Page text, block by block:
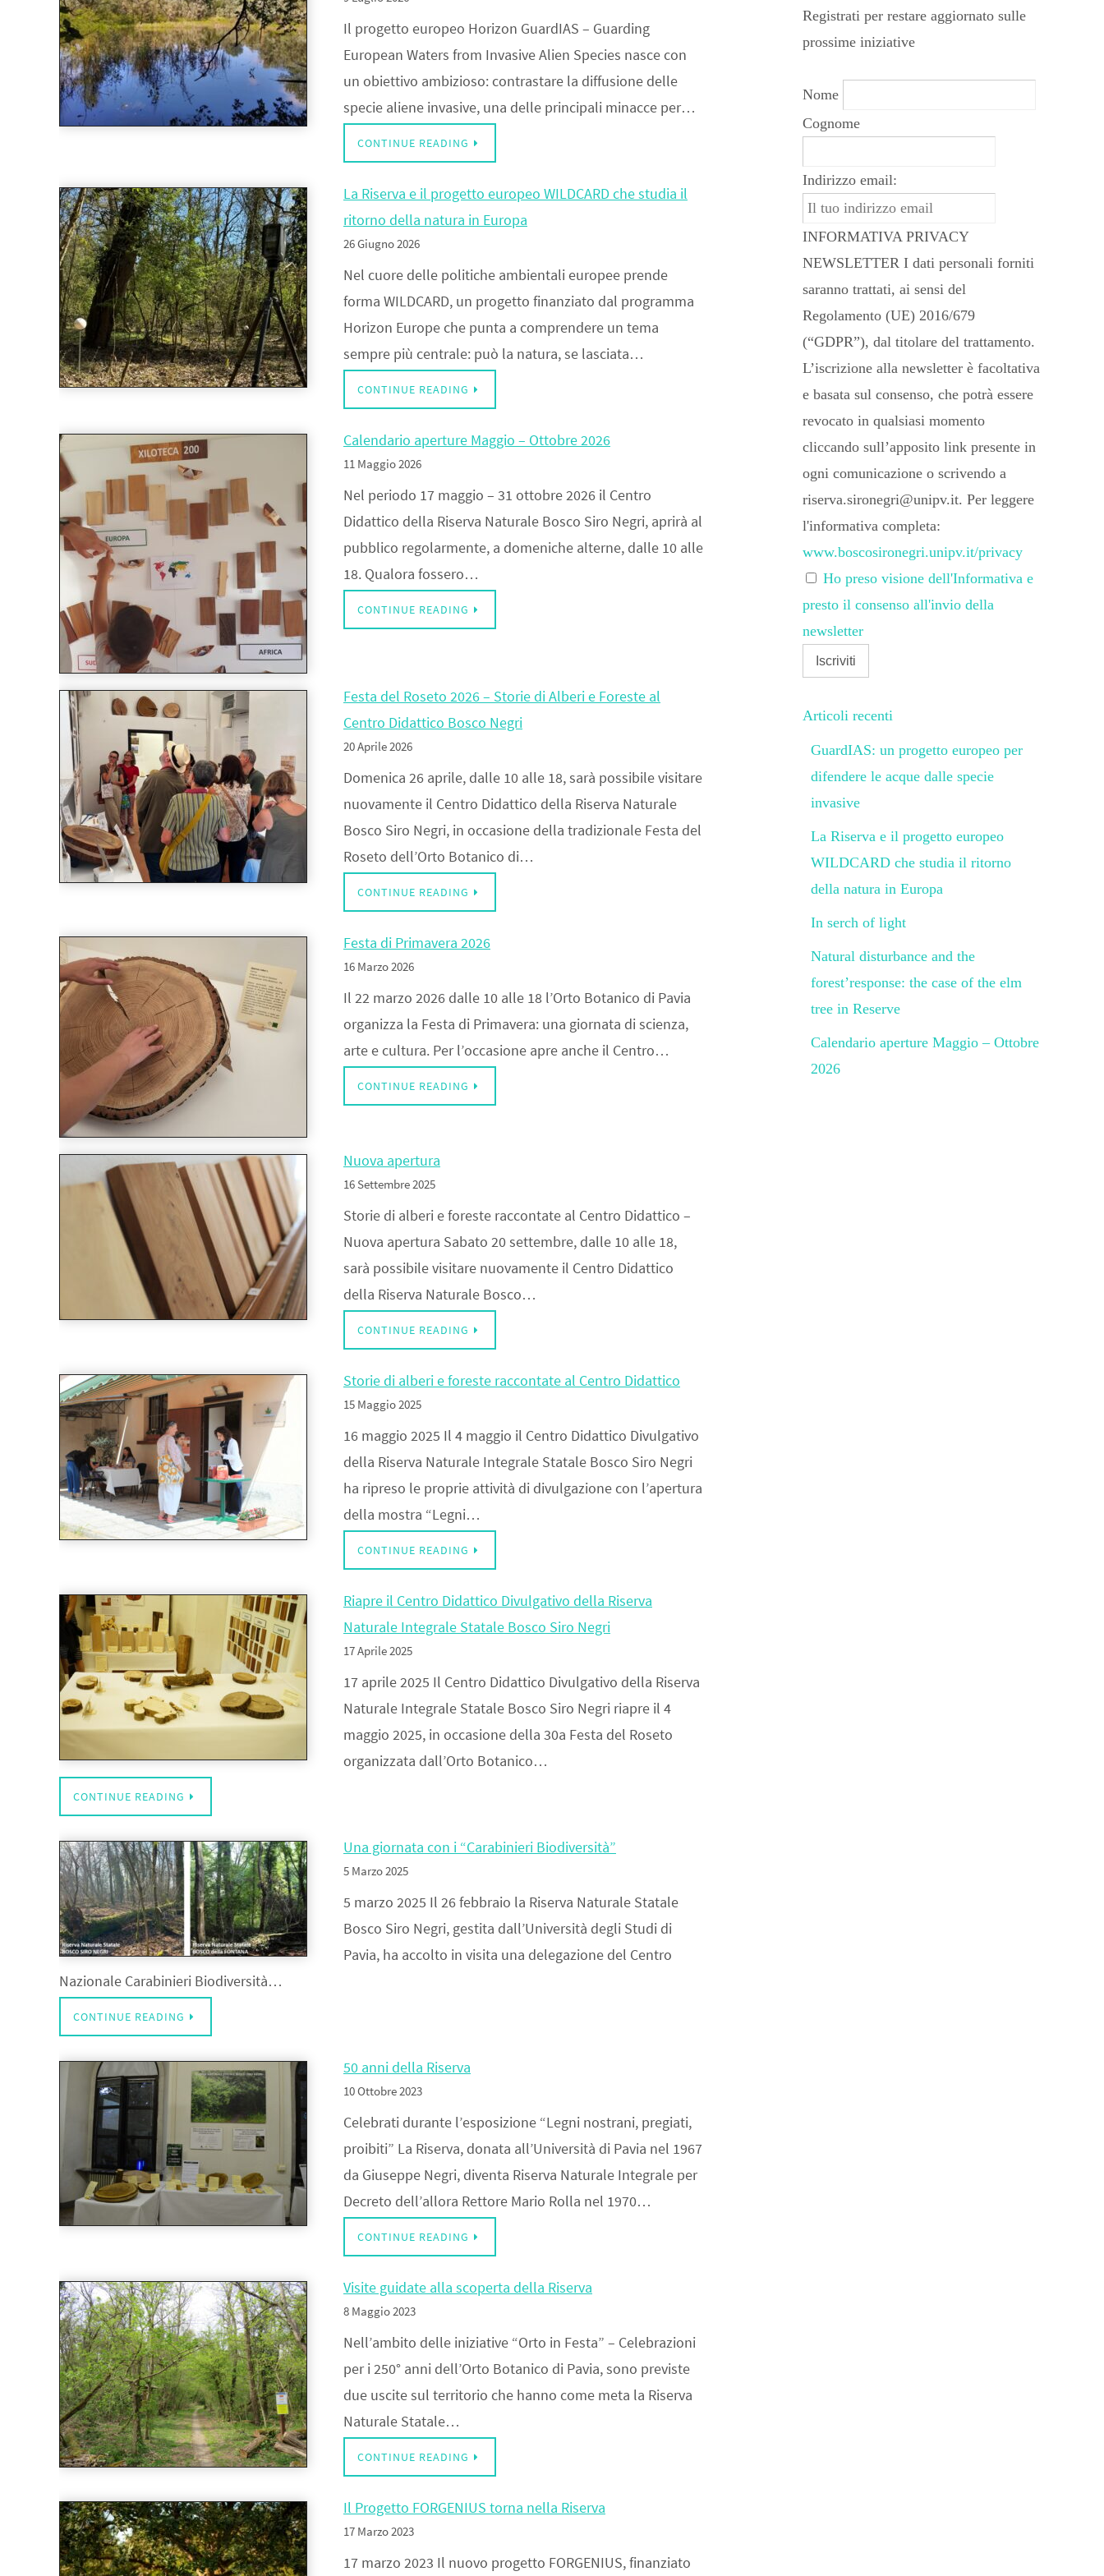
Il progetto europeo Horizon GuardIAS – Guarding
European Waters from Invasive Alien Species nasce con
un obiettivo ambizioso: contrastare la diffusione delle
specie aliene invasive, una delle principali minacce per…
CONTINUE READING
La Riserva e il progetto europeo WILDCARD che studia il
ritorno della natura in Europa
26 Giugno 2026
Nel cuore delle politiche ambientali europee prende
forma WILDCARD, un progetto finanziato dal programma
Horizon Europe che punta a comprendere un tema
sempre più centrale: può la natura, se lasciata…
CONTINUE READING
Calendario aperture Maggio – Ottobre 2026
11 Maggio 2026
Nel periodo 17 maggio – 31 ottobre 2026 il Centro
Didattico della Riserva Naturale Bosco Siro Negri, aprirà al
pubblico regolarmente, a domeniche alterne, dalle 10 alle
18. Qualora fossero…
CONTINUE READING
Festa del Roseto 2026 – Storie di Alberi e Foreste al
Centro Didattico Bosco Negri
20 Aprile 2026
Domenica 26 aprile, dalle 10 alle 18, sarà possibile visitare
nuovamente il Centro Didattico della Riserva Naturale
Bosco Siro Negri, in occasione della tradizionale Festa del
Roseto dell’Orto Botanico di…
CONTINUE READING
Festa di Primavera 2026
16 Marzo 2026
Il 22 marzo 2026 dalle 10 alle 18 l’Orto Botanico di Pavia
organizza la Festa di Primavera: una giornata di scienza,
arte e cultura. Per l’occasione apre anche il Centro…
CONTINUE READING
Nuova apertura
16 Settembre 2025
Storie di alberi e foreste raccontate al Centro Didattico –
Nuova apertura Sabato 20 settembre, dalle 10 alle 18,
sarà possibile visitare nuovamente il Centro Didattico
della Riserva Naturale Bosco…
CONTINUE READING
Storie di alberi e foreste raccontate al Centro Didattico
15 Maggio 2025
16 maggio 2025 Il 4 maggio il Centro Didattico Divulgativo
della Riserva Naturale Integrale Statale Bosco Siro Negri
ha ripreso le proprie attività di divulgazione con l’apertura
della mostra “Legni…
CONTINUE READING
Riapre il Centro Didattico Divulgativo della Riserva
Naturale Integrale Statale Bosco Siro Negri
17 Aprile 2025
17 aprile 2025 Il Centro Didattico Divulgativo della Riserva
Naturale Integrale Statale Bosco Siro Negri riapre il 4
maggio 2025, in occasione della 30a Festa del Roseto
organizzata dall’Orto Botanico…
CONTINUE READING
Una giornata con i “Carabinieri Biodiversità”
5 Marzo 2025
5 marzo 2025 Il 26 febbraio la Riserva Naturale Statale
Bosco Siro Negri, gestita dall’Università degli Studi di
Pavia, ha accolto in visita una delegazione del Centro
Nazionale Carabinieri Biodiversità…
CONTINUE READING
50 anni della Riserva
10 Ottobre 2023
Celebrati durante l’esposizione “Legni nostrani, pregiati,
proibiti” La Riserva, donata all’Università di Pavia nel 1967
da Giuseppe Negri, diventa Riserva Naturale Integrale per
Decreto dell’allora Rettore Mario Rolla nel 1970…
CONTINUE READING
Visite guidate alla scoperta della Riserva
8 Maggio 2023
Nell’ambito delle iniziative “Orto in Festa” – Celebrazioni
per i 250° anni dell’Orto Botanico di Pavia, sono previste
due uscite sul territorio che hanno come meta la Riserva
Naturale Statale…
CONTINUE READING
Il Progetto FORGENIUS torna nella Riserva
17 Marzo 2023
17 marzo 2023 Il nuovo progetto FORGENIUS, finanziato
Registrati per restare aggiornato sulle
prossime iniziative
Nome
Cognome
Indirizzo email:
INFORMATIVA PRIVACY
NEWSLETTER I dati personali forniti
saranno trattati, ai sensi del
Regolamento (UE) 2016/679
(“GDPR”), dal titolare del trattamento.
L’iscrizione alla newsletter è facoltativa
e basata sul consenso, che potrà essere
revocato in qualsiasi momento
cliccando sull’apposito link presente in
ogni comunicazione o scrivendo a
riserva.sironegri@unipv.it. Per leggere
l'informativa completa:
www.boscosironegri.unipv.it/privacy
Ho preso visione dell'Informativa e
presto il consenso all'invio della
newsletter
Articoli recenti
GuardIAS: un progetto europeo per
difendere le acque dalle specie
invasive
La Riserva e il progetto europeo
WILDCARD che studia il ritorno
della natura in Europa
In serch of light
Natural disturbance and the
forest’response: the case of the elm
tree in Reserve
Calendario aperture Maggio – Ottobre
2026